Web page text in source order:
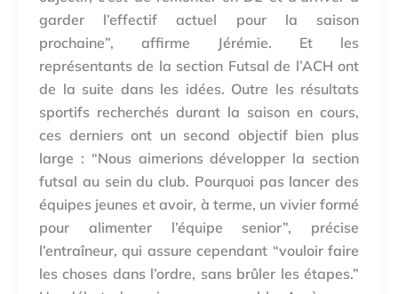
garder l’effectif actuel pour la saison
prochaine”, affirme Jérémie. Et les
représentants de la section Futsal de l’ACH ont
de la suite dans les idées. Outre les résultats
sportifs recherchés durant la saison en cours,
ces derniers ont un second objectif bien plus
large : “Nous aimerions développer la section
futsal au sein du club. Pourquoi pas lancer des
équipes jeunes et avoir, à terme, un vivier formé
pour alimenter l’équipe senior”, précise
l’entraîneur, qui assure cependant “vouloir faire
les choses dans l’ordre, sans brûler les étapes.”